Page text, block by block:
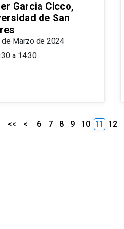
Garcia Cicco,
de San
de Marzo de 2024
a 14:30
<< < 6 7 8 9 10 11 12